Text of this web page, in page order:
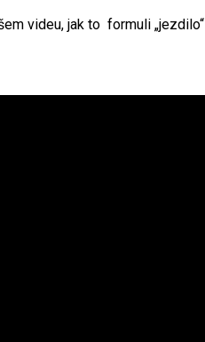
videu, jak to formuli